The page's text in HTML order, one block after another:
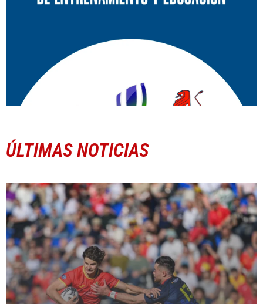
ÚLTIMAS NOTICIAS